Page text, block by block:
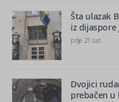
Šta ulazak
iz
prije 21 sat
Dvojici
prebačen u